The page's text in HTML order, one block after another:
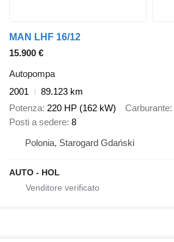
MAN LHF 16/12
15.900 €
Autopompa
2001
89.123 km
Potenza 220 HP (162 kW) Carburante
Posti a sedere 8
Polonia, Starogard Gdański
AUTO - HOL